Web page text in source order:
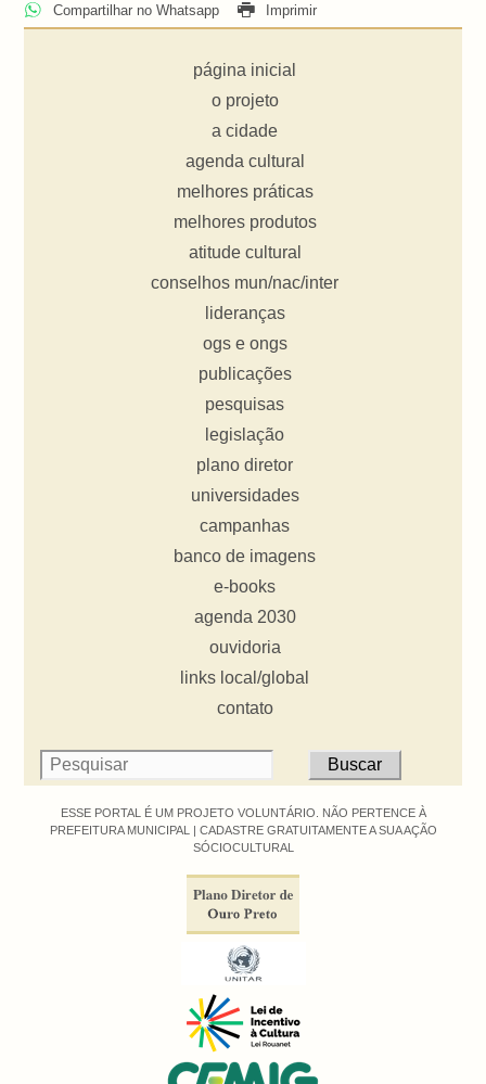
Compartilhar no Whatsapp
Imprimir
página inicial
o projeto
a cidade
agenda cultural
melhores práticas
melhores produtos
atitude cultural
conselhos mun/nac/inter
lideranças
ogs e ongs
publicações
pesquisas
legislação
plano diretor
universidades
campanhas
banco de imagens
e-books
agenda 2030
ouvidoria
links local/global
contato
ESSE PORTAL É UM PROJETO VOLUNTÁRIO. NÃO PERTENCE À
PREFEITURA MUNICIPAL | CADASTRE GRATUITAMENTE A SUA AÇÃO
SÓCIOCULTURAL